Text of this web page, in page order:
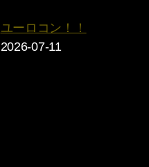
ユーロコン！！
2026-07-11